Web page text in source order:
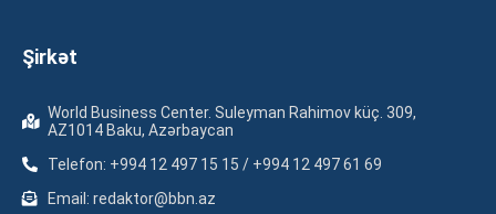
Şirkət
World Business Center. Suleyman Rahimov küç. 309,
AZ1014 Baku, Azərbaycan
Telefon: +994 12 497 15 15 / +994 12 497 61 69
Email: redaktor@bbn.az